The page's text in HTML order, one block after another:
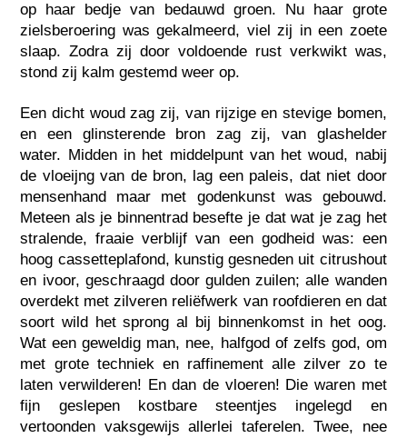
op haar bedje van bedauwd groen. Nu haar grote
zielsberoering was gekalmeerd, viel zij in een zoete
slaap. Zodra zij door voldoende rust verkwikt was,
stond zij kalm gestemd weer op.
Een dicht woud zag zij, van rijzige en stevige bomen,
en een glinsterende bron zag zij, van glashelder
water. Midden in het middelpunt van het woud, nabij
de vloeijng van de bron, lag een paleis, dat niet door
mensenhand maar met godenkunst was gebouwd.
Meteen als je binnentrad besefte je dat wat je zag het
stralende, fraaie verblijf van een godheid was: een
hoog cassetteplafond, kunstig gesneden uit citrushout
en ivoor, geschraagd door gulden zuilen; alle wanden
overdekt met zilveren reliëfwerk van roofdieren en dat
soort wild het sprong al bij binnenkomst in het oog.
Wat een geweldig man, nee, halfgod of zelfs god, om
met grote techniek en raffinement alle zilver zo te
laten verwilderen! En dan de vloeren! Die waren met
fijn geslepen kostbare steentjes ingelegd en
vertoonden vaksgewijs allerlei taferelen. Twee, nee